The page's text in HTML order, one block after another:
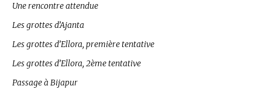
Une rencontre attendue
Les grottes d’Ajanta
Les grottes d’Ellora, première tentative
Les grottes d’Ellora, 2ème tentative
Passage à Bijapur